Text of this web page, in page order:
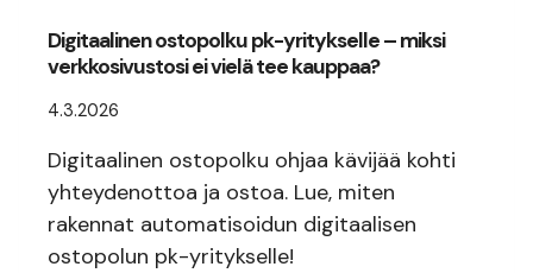
Digitaalinen ostopolku pk-yritykselle – miksi
verkkosivustosi ei vielä tee kauppaa?
4.3.2026
Digitaalinen ostopolku ohjaa kävijää kohti
yhteydenottoa ja ostoa. Lue, miten
rakennat automatisoidun digitaalisen
ostopolun pk-yritykselle!